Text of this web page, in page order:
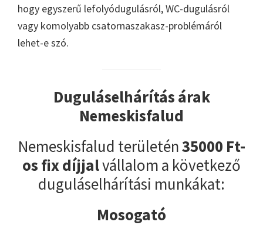
hogy egyszerű lefolyódugulásról, WC-dugulásról
vagy komolyabb csatornaszakasz-problémáról
lehet-e szó.
Duguláselhárítás árak
Nemeskisfalud
Nemeskisfalud területén35000 Ft-
os fix díjjalvállalom a következő
duguláselhárítási munkákat:
Mosogató